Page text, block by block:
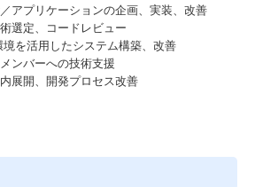
アプリケーションの企画、実装、改善
選定、コードレビュー
境を活用したシステム構築、改善
ンバーへの技術支援
展開、開発プロセス改善